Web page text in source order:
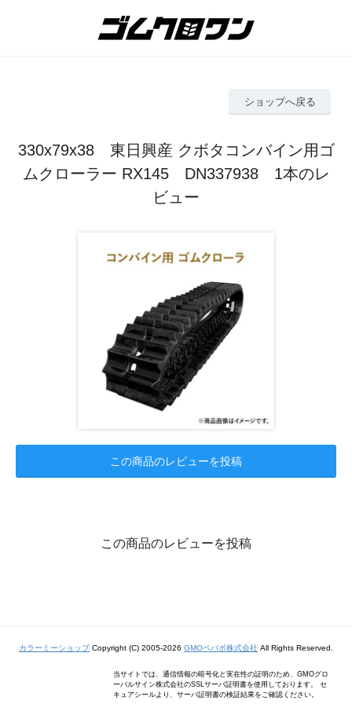
ショップへ戻る
330x79x38 東日興産 クボタコンバイン用ゴ
ムクローラー RX145 DN337938 1本のレ
ビュー
この商品のレビューを投稿
この商品のレビューを投稿
カラーミーショップCopyright (C) 2005-2026 GMOペパボ株式会社 All Rights Reserved.
当サイトでは、通信情報の暗号化と実在性の証明のため、GMOグロ
ーバルサイン株式会社のSSLサーバ証明書を使用しております。 セ
キュアシールより、サーバ証明書の検証結果をご確認ください。